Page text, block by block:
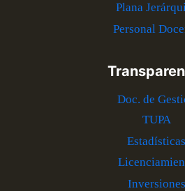
Plana
Personal
Doc. de
TUPA
Estadísticas
Inversiones